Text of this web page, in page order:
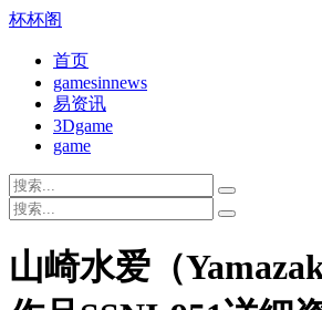
杯杯阁
首页
gamesinnews
易资讯
3Dgame
game
山崎水爱（